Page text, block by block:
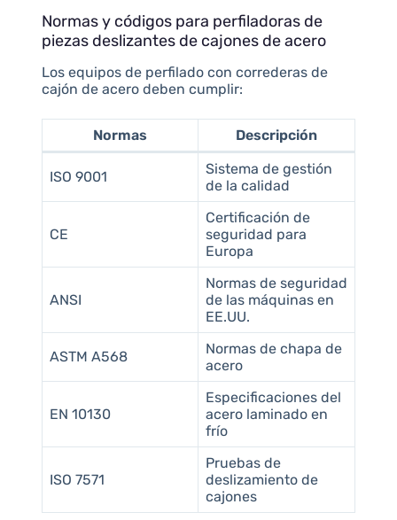
Normas y códigos para perfiladoras de
piezas deslizantes de cajones de acero
Los equipos de perfilado con correderas de
cajón de acero deben cumplir:
Normas Descripción
ISO 9001
Sistema de gestión
de la calidad
CE
Certificación de
seguridad para
Europa
ANSI
Normas de seguridad
de las máquinas en
EE.UU.
ASTM A568
Normas de chapa de
acero
EN 10130
Especificaciones del
acero laminado en
frío
ISO 7571
Pruebas de
deslizamiento de
cajones